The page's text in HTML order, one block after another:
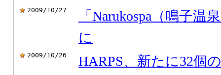
2009/10/27
「Narukospa（鳴子温
に
2009/10/26 HARPS、新たに32個